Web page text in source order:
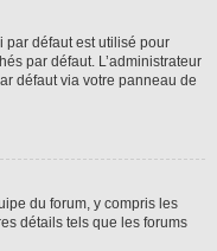
par défaut est utilisé pour
par défaut. L’administrateur
défaut via votre panneau de
du forum, y compris les
détails tels que les forums